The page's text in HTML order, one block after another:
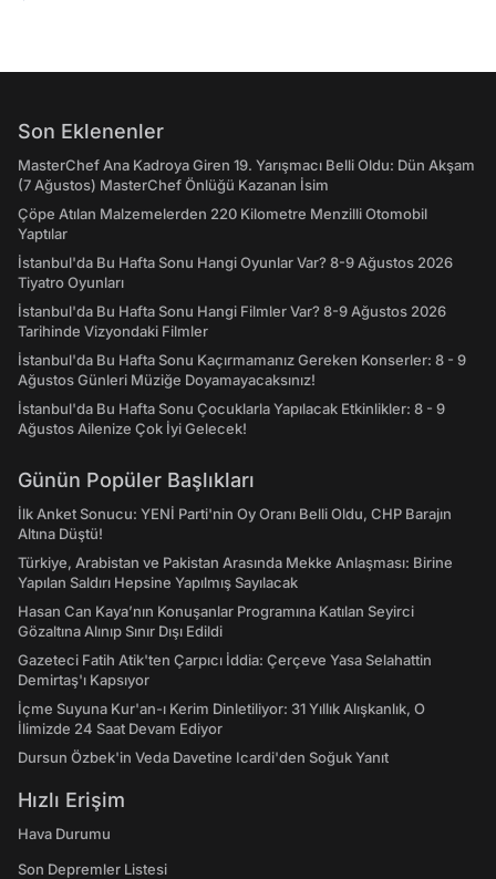
Son Eklenenler
MasterChef Ana Kadroya Giren 19. Yarışmacı Belli Oldu: Dün Akşam
(7 Ağustos) MasterChef Önlüğü Kazanan İsim
Çöpe Atılan Malzemelerden 220 Kilometre Menzilli Otomobil
Yaptılar
İstanbul'da Bu Hafta Sonu Hangi Oyunlar Var? 8-9 Ağustos 2026
Tiyatro Oyunları
İstanbul'da Bu Hafta Sonu Hangi Filmler Var? 8-9 Ağustos 2026
Tarihinde Vizyondaki Filmler
İstanbul'da Bu Hafta Sonu Kaçırmamanız Gereken Konserler: 8 - 9
Ağustos Günleri Müziğe Doyamayacaksınız!
İstanbul'da Bu Hafta Sonu Çocuklarla Yapılacak Etkinlikler: 8 - 9
Ağustos Ailenize Çok İyi Gelecek!
Günün Popüler Başlıkları
İlk Anket Sonucu: YENİ Parti'nin Oy Oranı Belli Oldu, CHP Barajın
Altına Düştü!
Türkiye, Arabistan ve Pakistan Arasında Mekke Anlaşması: Birine
Yapılan Saldırı Hepsine Yapılmış Sayılacak
Hasan Can Kaya’nın Konuşanlar Programına Katılan Seyirci
Gözaltına Alınıp Sınır Dışı Edildi
Gazeteci Fatih Atik'ten Çarpıcı İddia: Çerçeve Yasa Selahattin
Demirtaş'ı Kapsıyor
İçme Suyuna Kur'an-ı Kerim Dinletiliyor: 31 Yıllık Alışkanlık, O
İlimizde 24 Saat Devam Ediyor
Dursun Özbek'in Veda Davetine Icardi'den Soğuk Yanıt
Hızlı Erişim
Hava Durumu
Son Depremler Listesi